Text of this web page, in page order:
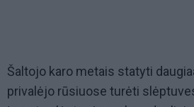
Šaltojo karo metais statyti
privalėjo rūsiuose turėti